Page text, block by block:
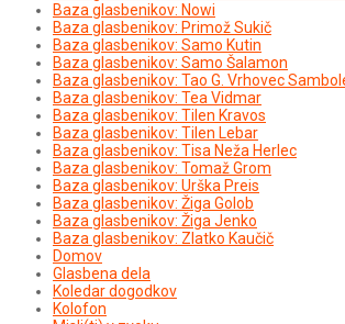
Baza glasbenikov: Nowi
Baza glasbenikov: Primož Sukič
Baza glasbenikov: Samo Kutin
Baza glasbenikov: Samo Šalamon
Baza glasbenikov: Tao G. Vrhovec
Baza glasbenikov: Tea Vidmar
Baza glasbenikov: Tilen Kravos
Baza glasbenikov: Tilen Lebar
Baza glasbenikov: Tisa Neža Herlec
Baza glasbenikov: Tomaž Grom
Baza glasbenikov: Urška Preis
Baza glasbenikov: Žiga Golob
Baza glasbenikov: Žiga Jenko
Baza glasbenikov: Zlatko Kaučič
Domov
Glasbena dela
Koledar dogodkov
Kolofon